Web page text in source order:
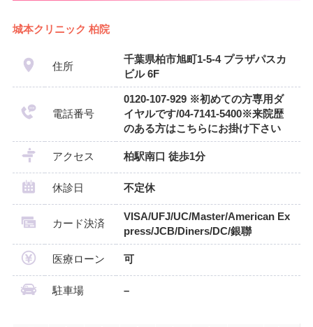
城本クリニック 柏院
住所
千葉県柏市旭町1-5-4 プラザパスカ
ビル 6F
電話番号
0120-107-929 ※初めての方専用ダ
イヤルです/04-7141-5400※来院歴
のある方はこちらにお掛け下さい
アクセス 柏駅南口 徒歩1分
休診日 不定休
カード決済
VISA/UFJ/UC/Master/American Ex
press/JCB/Diners/DC/銀聯
医療ローン 可
駐車場 –